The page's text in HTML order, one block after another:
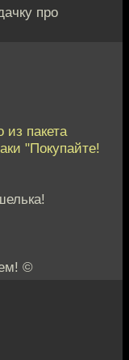
про
из пакета
"Покупайте!
©